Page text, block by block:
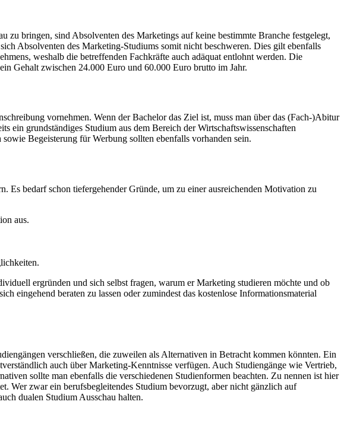
zu bringen, sind Absolventen des Marketings auf keine bestimmte Branche festgelegt,
Absolventen des Marketing-Studiums somit nicht beschweren. Dies gilt ebenfalls
weshalb die betreffenden Fachkräfte auch adäquat entlohnt werden. Die
Gehalt zwischen 24.000 Euro und 60.000 Euro brutto im Jahr.
vornehmen. Wenn der Bachelor das Ziel ist, muss man über das (Fach-)Abitur
ein grundständiges Studium aus dem Bereich der Wirtschaftswissenschaften
Begeisterung für Werbung sollten ebenfalls vorhanden sein.
Es bedarf schon tiefergehender Gründe, um zu einer ausreichenden Motivation zu
aus.
ergründen und sich selbst fragen, warum er Marketing studieren möchte und ob
eingehend beraten zu lassen oder zumindest das kostenlose Informationsmaterial
verschließen, die zuweilen als Alternativen in Betracht kommen könnten. Ein
auch über Marketing-Kenntnisse verfügen. Auch Studiengänge wie Vertrieb,
sollte man ebenfalls die verschiedenen Studienformen beachten. Zu nennen ist hier
Wer zwar ein berufsbegleitendes Studium bevorzugt, aber nicht gänzlich auf
dualen Studium Ausschau halten.